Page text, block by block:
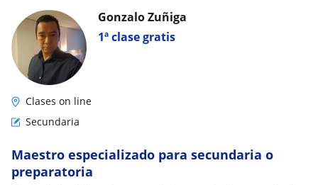
1ª clase gratis
Gonzalo Zuñiga
Clases on line
Secundaria
Maestro especializado para secundaria o
preparatoria